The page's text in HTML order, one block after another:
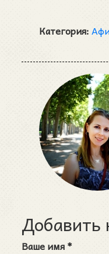
Категория:
Добавить
Ваше имя*